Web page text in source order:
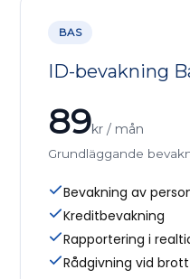
BAS
ID-bevakning
89kr / mån
Grundläggande
Bevakning av
Kreditbevakning
Rapportering i
Rådgivning vid brott